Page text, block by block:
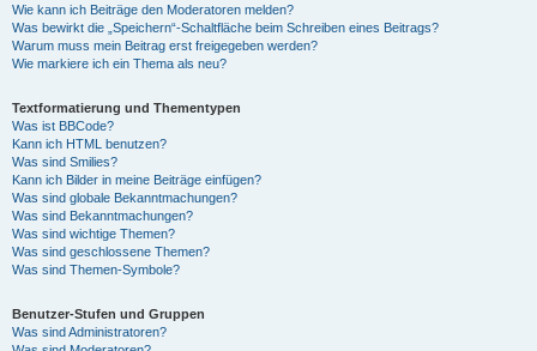
Wie kann ich Beiträge den Moderatoren melden?
Was bewirkt die „Speichern“-Schaltfläche beim Schreiben eines Beitrags?
Warum muss mein Beitrag erst freigegeben werden?
Wie markiere ich ein Thema als neu?
Textformatierung und Thementypen
Was ist BBCode?
Kann ich HTML benutzen?
Was sind Smilies?
Kann ich Bilder in meine Beiträge einfügen?
Was sind globale Bekanntmachungen?
Was sind Bekanntmachungen?
Was sind wichtige Themen?
Was sind geschlossene Themen?
Was sind Themen-Symbole?
Benutzer-Stufen und Gruppen
Was sind Administratoren?